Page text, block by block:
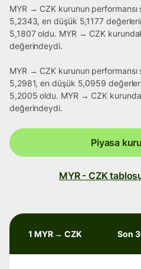
MYR → CZK kurunun
5,2343, en düşük 5,1177
5,1807 oldu. MYR → CZK
değerindeydi.
MYR → CZK kurunun
5,2981, en düşük 5,0959
5,2005 oldu. MYR → CZK
değerindeydi.
Piyasa
MYR - CZK
1 MYR → CZK Son